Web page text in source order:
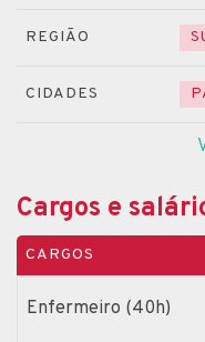
REGIÃO
CIDADES
Cargos e
CARGOS
Enfermeiro (40h)